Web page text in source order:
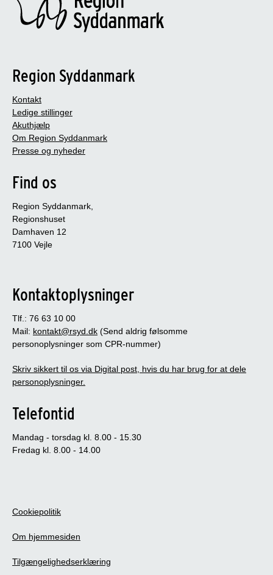
Region Syddanmark
Kontakt
Ledige stillinger
Akuthjælp
Om Region Syddanmark
Presse og nyheder
Find os
Region Syddanmark,
Regionshuset
Damhaven 12
7100 Vejle
Kontaktoplysninger
Tlf.: 76 63 10 00
Mail: kontakt@rsyd.dk (Send aldrig følsomme
personoplysninger som CPR-nummer)
Skriv sikkert til os via Digital post, hvis du har brug for at dele
personoplysninger.
Telefontid
Mandag - torsdag kl. 8.00 - 15.30
Fredag kl. 8.00 - 14.00
Cookiepolitik
Om hjemmesiden
Tilgængelighedserklæring